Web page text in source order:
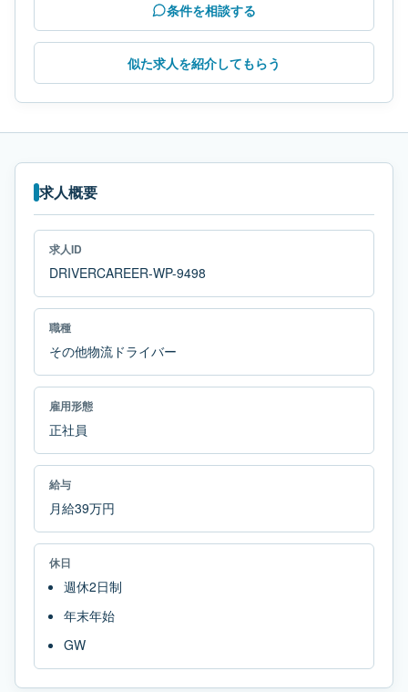
条件を相談する
似た求人を紹介してもらう
求人概要
求人ID
DRIVERCAREER-WP-9498
職種
その他物流ドライバー
雇用形態
正社員
給与
月給39万円
休日
週休2日制
年末年始
GW